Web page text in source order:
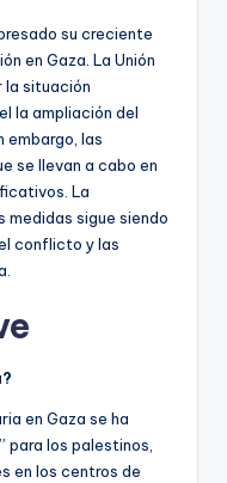
su creciente
en Gaza. La Unión
la situación
la ampliación del
embargo, las
se llevan a cabo en
La
sigue siendo
conflicto y las
en Gaza se ha
para los palestinos,
en los centros de